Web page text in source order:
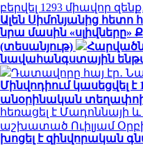
բերվել 1293 միավոր
Ալեն Սիմոնյանից հետո
նրա մասին «սլիվները»
(տեսանյութ)
նավահանգստային
Դատավորը հայ էր․
Մինվոդիում կասեցվել է
անօրինական
հեռացել է Մադոննայի
աշխատած Ուիլյամ
խոցել է զինվորական